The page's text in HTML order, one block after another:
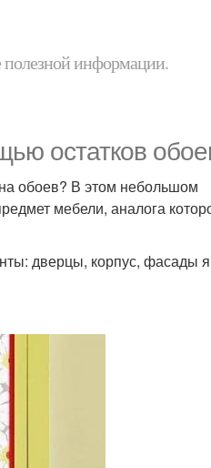
полезной информации.
остатков
обоев? В этом небольшом
мебели, аналога
дверцы, корпус, фасады